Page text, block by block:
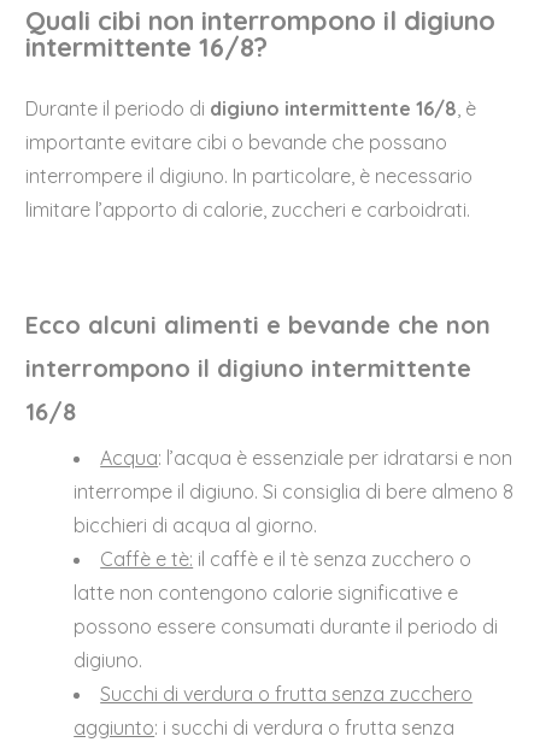
Quali cibi non interrompono il digiuno
intermittente 16/8?
Durante il periodo di digiuno intermittente 16/8 , è
importante evitare cibi o bevande che possano
interrompere il digiuno. In particolare, è necessario
limitare l’apporto di calorie, zuccheri e carboidrati.
Ecco alcuni alimenti e bevande che non
interrompono il digiuno intermittente
16/8
Acqua: l’acqua è essenziale per idratarsi e non
interrompe il digiuno. Si consiglia di bere almeno 8
bicchieri di acqua al giorno.
Caffè e tè: il caffè e il tè senza zucchero o
latte non contengono calorie significative e
possono essere consumati durante il periodo di
digiuno.
Succhi di verdura o frutta senza zucchero
aggiunto: i succhi di verdura o frutta senza